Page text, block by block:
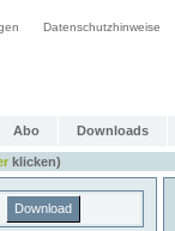
Datenschutzhinweise
Abo Downloads
klicken)
Download